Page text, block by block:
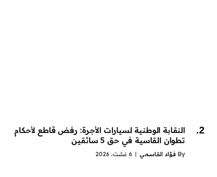
النقابة الوطنية لسيارات الأجرة: رفض قاطع لأحكام
تطوان القاسية في حق 5 سائقين
By فؤاد القاسمي 6 غشت، 2026